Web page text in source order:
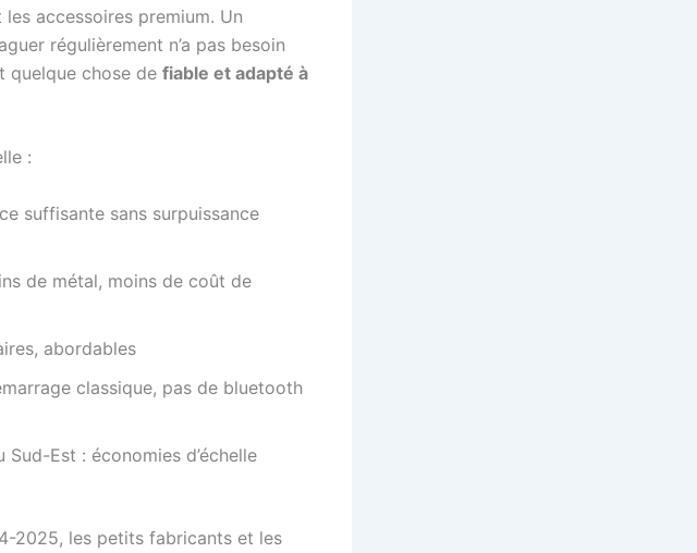
accessoires premium. Un
régulièrement n’a pas besoin
quelque chose de fiable et adapté à
:
suffisante sans surpuissance
de métal, moins de coût de
abordables
classique, pas de bluetooth
Est : économies d’échelle
2025, les petits fabricants et les